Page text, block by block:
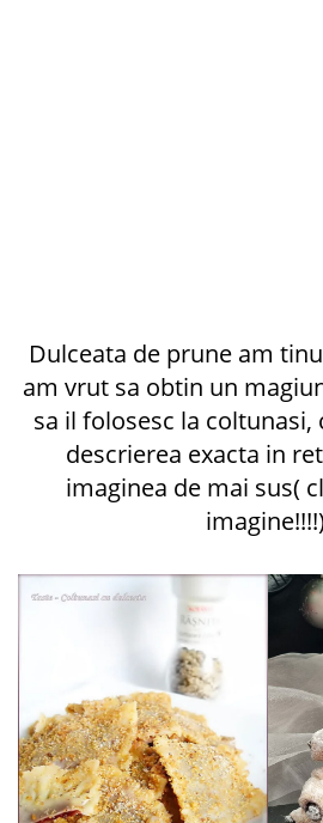
Dulceata de prune am
am vrut sa obtin un
sa il folosesc la
descrierea exacta in
imaginea de mai sus(